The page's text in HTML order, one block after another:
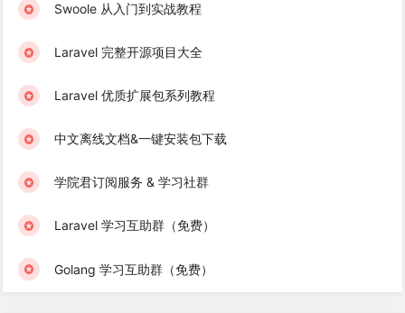
Swoole 从入门到实战教程
Laravel 完整开源项目大全
Laravel 优质扩展包系列教程
中文离线文档&一键安装包下载
学院君订阅服务 & 学习社群
Laravel 学习互助群（免费）
Golang 学习互助群（免费）